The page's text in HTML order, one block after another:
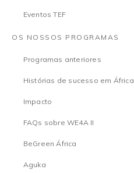
Eventos TEF
OS NOSSOS PROGRAMAS
Programas anteriores
Histórias de sucesso em África
Impacto
FAQs sobre WE4A II
BeGreen África
Aguka